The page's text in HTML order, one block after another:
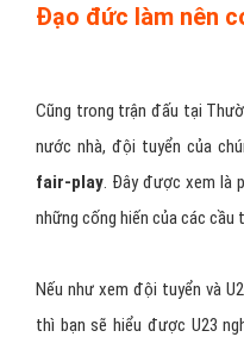
Đạo đức làm nên
Cũng trong trận đấu tại
nước nhà, đội tuyển của
fair-play. Đây được xem là
những cống hiến của các cầu
Nếu như xem đội tuyển và
thì bạn sẽ hiểu được U23